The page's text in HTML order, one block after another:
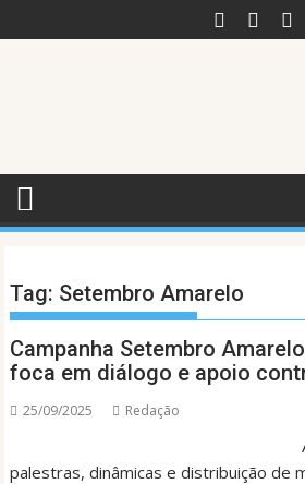
to
Tag: Setembro Amarelo
Campanha Setembro
foca em diálogo e apoio
25/09/2025 Redação
palestras, dinâmicas e distribuição de